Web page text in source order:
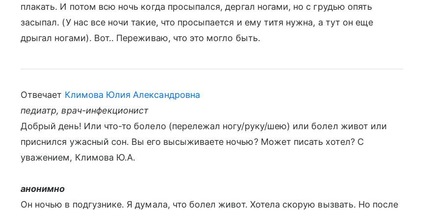
плакать. И потом всю ночь когда просыпался, дергал ногами, но с грудью опять
засыпал. (У нас все ночи такие, что просыпается и ему титя нужна, а тут он еще
дрыгал ногами). Вот.. Переживаю, что это могло быть.
Отвечает Климова Юлия Александровна
педиатр, врач-инфекционист
Добрый день! Или что-то болело (перележал ногу/руку/шею) или болел живот или
приснился ужасный сон. Вы его высыживаете ночью? Может писать хотел? С
уважением, Климова Ю.А.
анонимно
Он ночью в подгузнике. Я думала, что болел живот. Хотела скорую вызвать. Но после